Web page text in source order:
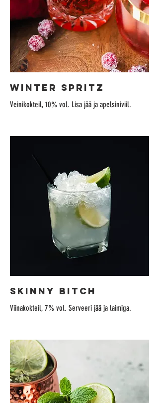
WINTER SPRITZ
Veinikokteil, 10% vol. Lisa jää ja apelsiniviil.
SKINNY BITCH
Viinakokteil, 7% vol. Serveeri jää ja laimiga.